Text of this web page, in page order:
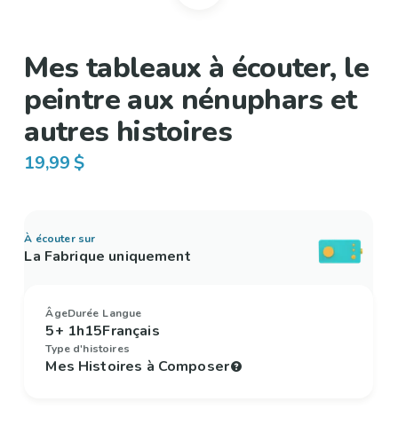
Mes tableaux à écouter, le
peintre aux nénuphars et
autres histoires
19,99 $
À écouter sur
La Fabrique uniquement
Âge
5+
Durée
1h15
Langue
Français
Type d'histoires
Mes Histoires à Composer